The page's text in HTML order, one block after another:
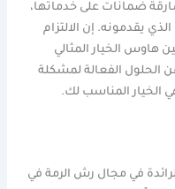
ضمانات على خدماتها،
يقدمونه. إن الالتزام
هاوس الخيار المثالي
الحلول الفعالة لمشكلة
الخيار المناسب لك.
في مجال رش الرمة في